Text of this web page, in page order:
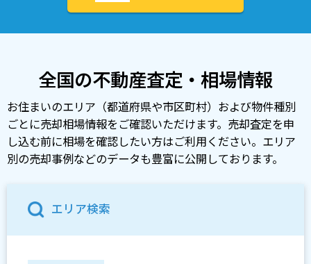
全国の不動産査定・相場情報
お住まいのエリア（都道府県や市区町村）および物件種別
ごとに売却相場情報をご確認いただけます。売却査定を申
し込む前に相場を確認したい方はご利用ください。エリア
別の売却事例などのデータも豊富に公開しております。
エリア検索